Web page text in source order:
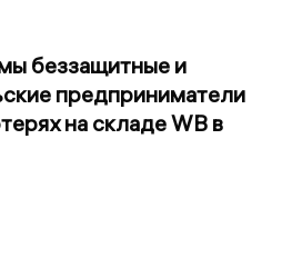
беззащитные и
предприниматели
на складе WB в